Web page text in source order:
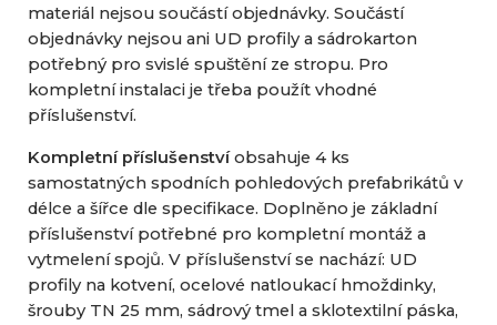
materiál nejsou součástí objednávky. Součástí
objednávky nejsou ani UD profily a sádrokarton
potřebný pro svislé spuštění ze stropu. Pro
kompletní instalaci je třeba použít vhodné
příslušenství.
Kompletní příslušenstvíobsahuje 4 ks
samostatných spodních pohledových prefabrikátů v
délce a šířce dle specifikace. Doplněno je základní
příslušenství potřebné pro kompletní montáž a
vytmelení spojů. V příslušenství se nachází: UD
profily na kotvení, ocelové natloukací hmoždinky,
šrouby TN 25 mm, sádrový tmel a sklotextilní páska,